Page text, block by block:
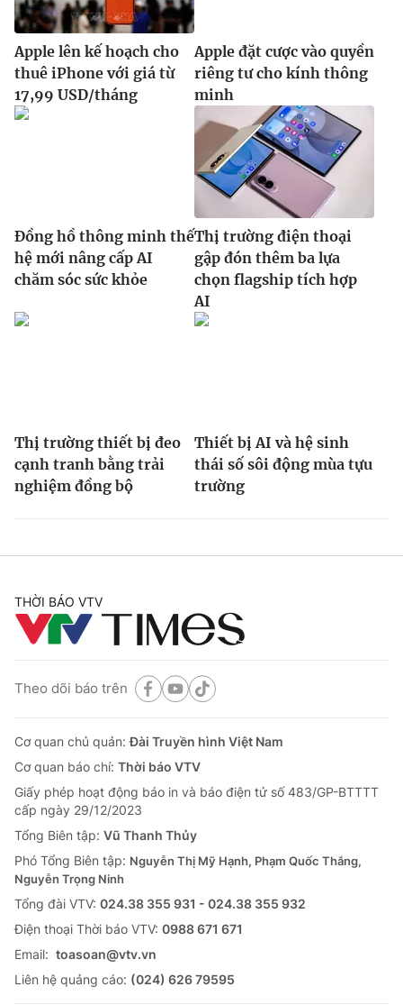
® Cấm sao chép dưới mọi hình thức nếu không có sự chấp
thuận bằng văn bản. Ghi rõ nguồn VTV.vn khi phát hành lại
Apple lên kế hoạch cho
thuê iPhone với giá từ
17,99 USD/tháng
Apple đặt cược vào quyền
riêng tư cho kính thông
minh
Đồng hồ thông minh thế
hệ mới nâng cấp AI
chăm sóc sức khỏe
Thị trường điện thoại
gập đón thêm ba lựa
chọn flagship tích hợp
AI
Thị trường thiết bị đeo
cạnh tranh bằng trải
nghiệm đồng bộ
Thiết bị AI và hệ sinh
thái số sôi động mùa tựu
trường
THỜI BÁO VTV
Theo dõi báo trên
Cơ quan chủ quản:Đài Truyền hình Việt Nam
Cơ quan báo chí: Thời báo VTV
Giấy phép hoạt động báo in và báo điện tử số 483/GP-BTTTT
cấp ngày 29/12/2023
Tổng Biên tập: Vũ Thanh Thủy
Phó Tổng Biên tập: Nguyễn Thị Mỹ Hạnh, Phạm Quốc Thắng,
Nguyễn Trọng Ninh
Tổng đài VTV: 024.38 355 931 - 024.38 355 932
Ðiện thoại Thời báo VTV: 0988 671 671
Email: toasoan@vtv.vn
Liên hệ quảng cáo: (024) 626 79595